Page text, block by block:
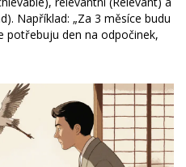
Například: „Za 3 měsíce budu
potřebuju den na odpočinek,